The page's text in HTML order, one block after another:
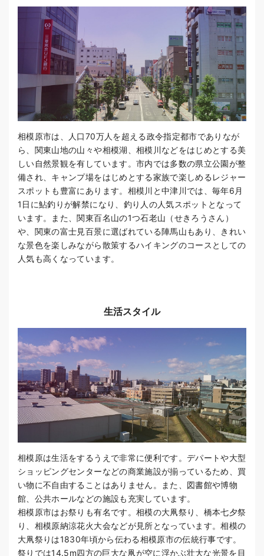
相模原市は、人口70万人を超える政令指定都市でありなが
ら、関東山地の山々や相模湖、相模川などをはじめとする美
しい自然景観を有しています。市内では多数の県立公園が整
備され、キャンプ場をはじめとする家族で楽しめるレジャー
スポットも豊富にあります。相模川と中津川では、毎年6月
1日に鮎釣りが解禁になり、釣り人の人気スポットとなって
います。また、関東百名山の1つ石老山（せきろうさん）
や、関東の富士見百景に選ばれている陣馬山もあり、きれい
な景色を楽しみながら散策するハイキングのコースとしての
人気も高くなっています。
生活スタイル
相模原は生活をするうえで非常に便利です。デパートや大型
ショッピングセンターなどの商業施設が揃っているため、買
い物に不自由することはありません。また、図書館や博物
館、公共ホールなどの施設も充実しています。
相模原市はお祭りも有名です。相模の大凧祭り、橋本七夕祭
り、相模原納涼花火大会などが見所となっています。相模の
大凧祭りは1830年頃から伝わる相模原市の伝統行事です。
祭りでは14.5m四方の巨大な凧が空に浮かぶ壮大な光景を目